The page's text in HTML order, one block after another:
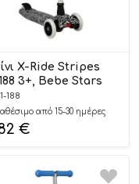
X-Ride Stripes
3+, Bebe Stars
188
από 15-30 ημέρες
€